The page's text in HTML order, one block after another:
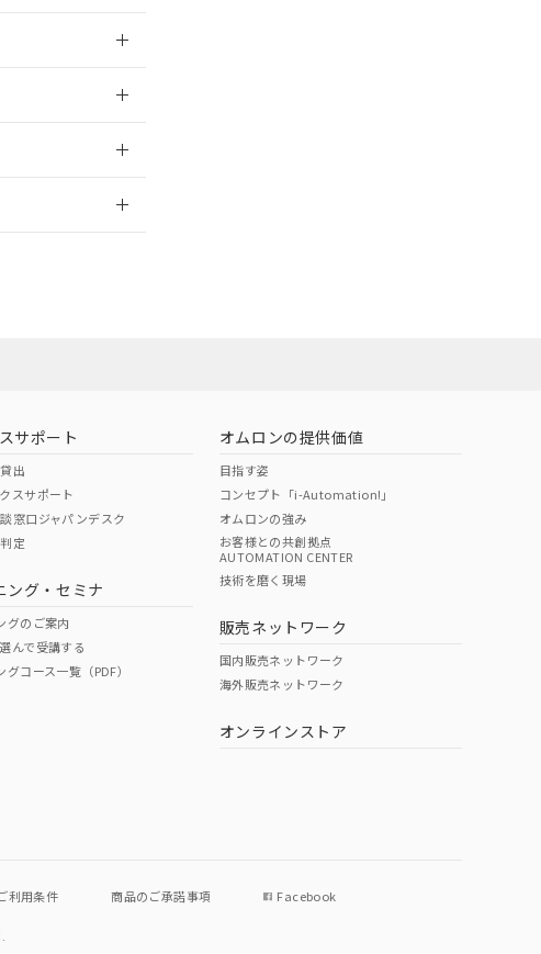
O O
サポート
出
スサポート
窓口ジャパンデスク
定
ング・セミナ
グのご案内
んで受講する
グコース一覧（PDF）
オムロンの提供価値
目指す姿
コンセプト「i-Automation!」
オムロンの強み
お客様との共創拠点
AUTOMATION CENTER
技術を磨く現場
販売ネットワーク
国内販売ネットワーク
海外販売ネットワーク
オンラインストア
利用条件 商品のご承諾事項 Facebook